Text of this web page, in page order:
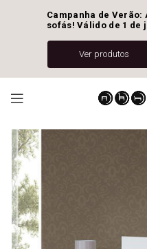
Campanha de Verão:
sofás! Válido de 1 de
Ver produtos